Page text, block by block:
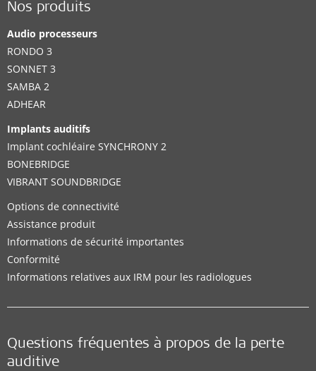
Nos produits
Audio processeurs
RONDO 3
SONNET 3
SAMBA 2
ADHEAR
Implants auditifs
Implant cochléaire SYNCHRONY 2
BONEBRIDGE
VIBRANT SOUNDBRIDGE
Options de connectivité
Assistance produit
Informations de sécurité importantes
Conformité
Informations relatives aux IRM pour les radiologues
Questions fréquentes à propos de la perte
auditive